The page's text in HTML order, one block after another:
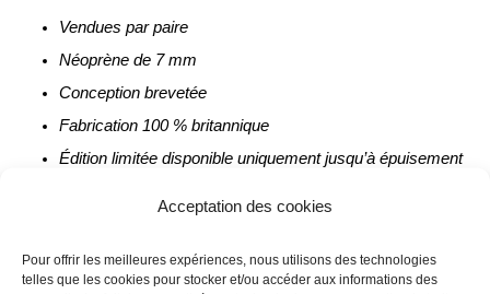
Acceptation des cookies
Pour offrir les meilleures expériences, nous utilisons des technologies
telles que les cookies pour stocker et/ou accéder aux informations des
Vendues par paire
Néoprène de 7 mm
Conception brevetée
Fabrication 100 % britannique
Édition limitée disponible uniquement jusqu’à épuisement
TAILLE
QUANTITÉ